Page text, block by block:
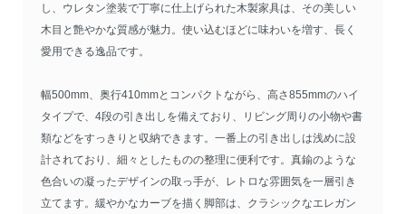
し、ウレタン塗装で丁寧に仕上げられた木製家具は、その美しい
木目と艶やかな質感が魅力。使い込むほどに味わいを増す、長く
愛用できる逸品です。
幅500mm、奥行410mmとコンパクトながら、高さ855mmのハイ
タイプで、4段の引き出しを備えており、リビング周りの小物や書
類などをすっきりと収納できます。一番上の引き出しは浅めに設
計されており、細々としたものの整理に便利です。真鍮のような
色合いの凝ったデザインの取っ手が、レトロな雰囲気を一層引き
立てます。緩やかなカーブを描く脚部は、クラシックなエレガン